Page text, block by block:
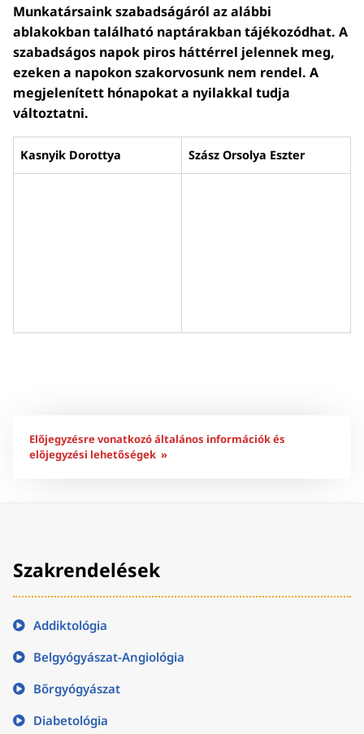
Munkatársaink szabadságáról az alábbi
ablakokban található naptárakban tájékozódhat. A
szabadságos napok piros háttérrel jelennek meg,
ezeken a napokon szakorvosunk nem rendel. A
megjelenített hónapokat a nyilakkal tudja
változtatni.
Kasnyik Dorottya Szász Orsolya Eszter
Előjegyzésre vonatkozó általános információk és
előjegyzési lehetőségek »
Szakrendelések
Addiktológia
Belgyógyászat-Angiológia
Bőrgyógyászat
Diabetológia